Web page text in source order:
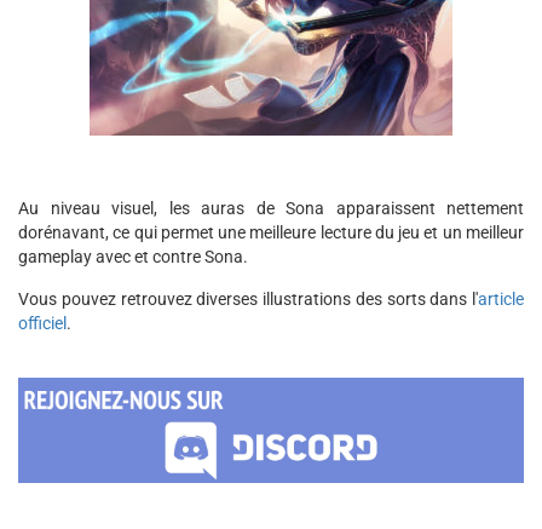
Au niveau visuel, les auras de Sona apparaissent nettement
dorénavant, ce qui permet une meilleure lecture du jeu et un meilleur
gameplay avec et contre Sona.
Vous pouvez retrouvez diverses illustrations des sorts dans l'article
officiel .